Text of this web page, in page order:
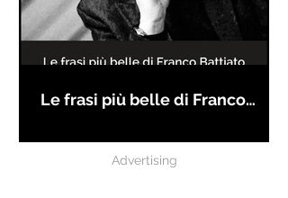
Le frasi più belle di Franco
Advertising